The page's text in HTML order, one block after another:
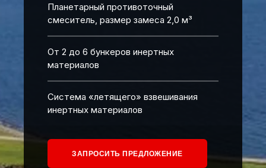
Планетарный противоточный
смеситель, размер замеса 2,0 м³
От 2 до 6 бункеров инертных
материалов
Система «летящего» взвешивания
инертных материалов
ЗАПРОСИТЬ ПРЕДЛОЖЕНИЕ